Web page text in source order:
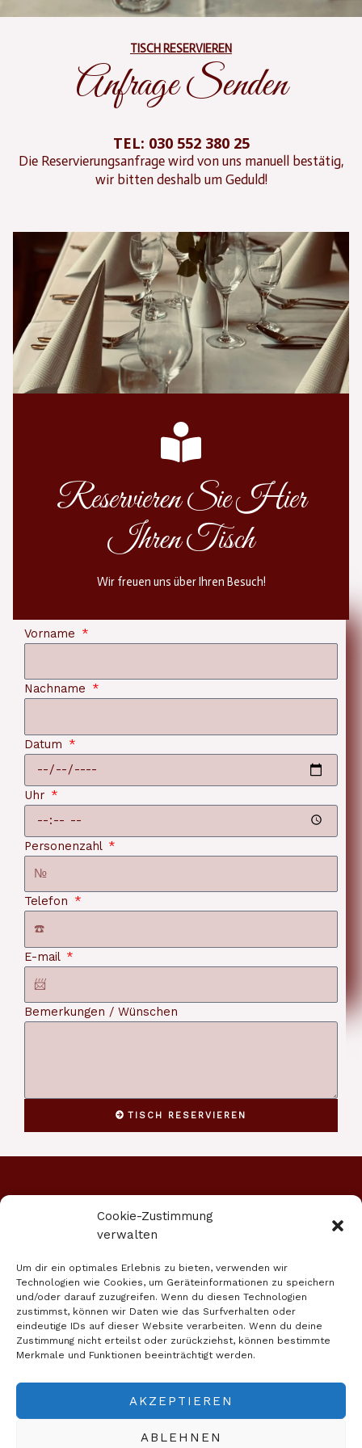
Cookie-Zustimmung
verwalten
Um dir ein optimales Erlebnis zu bieten, verwenden wir
Technologien wie Cookies, um Geräteinformationen zu speichern
und/oder darauf zuzugreifen. Wenn du diesen Technologien
zustimmst, können wir Daten wie das Surfverhalten oder
eindeutige IDs auf dieser Website verarbeiten. Wenn du deine
Zustimmung nicht erteilst oder zurückziehst, können bestimmte
Merkmale und Funktionen beeinträchtigt werden.
AKZEPTIEREN
ABLEHNEN
TISCH RESERVIEREN
Anfrage Senden
TEL: 030 552 380 25
Die Reservierungsanfrage wird von uns manuell bestätig,
wir bitten deshalb um Geduld!
Reservieren Sie Hier
Ihren Tisch
Wir freuen uns über Ihren Besuch!
Vorname
Nachname
Datum
Uhr
Personenzahl
Telefon
E-mail
Bemerkungen / Wünschen
TISCH RESERVIEREN
I
n
t
a
g
r
a
m
T
r
i
p
a
d
v
i
s
o
r
G
g
l
e
p
Menu
Öffnungszeiten
Montag bis Freitag
15 - 23 Uhr
Samstag / Sonntag & Feiertage
12 - 23 Uhr